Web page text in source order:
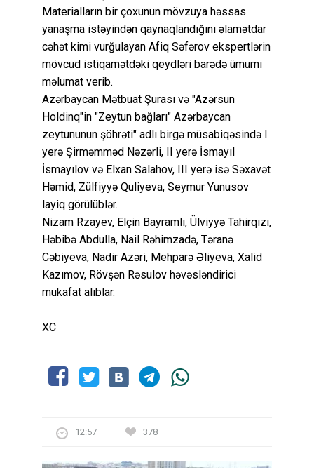
Materialların bir çoxunun mövzuya həssas
yanaşma istəyindən qaynaqlandığını əlamətdar
cəhət kimi vurğulayan Afiq Səfərov ekspertlərin
mövcud istiqamətdəki qeydləri barədə ümumi
məlumat verib.
Azərbaycan Mətbuat Şurası və "Azərsun
Holdinq"in "Zeytun bağları" Azərbaycan
zeytununun şöhrəti" adlı birgə müsabiqəsində I
yerə Şirməmməd Nəzərli, II yerə İsmayıl
İsmayılov və Elxan Salahov, III yerə isə Səxavət
Həmid, Zülfiyyə Quliyeva, Seymur Yunusov
layiq görülüblər.
Nizam Rzayev, Elçin Bayramlı, Ülviyyə Tahirqızı,
Həbibə Abdulla, Nail Rəhimzadə, Təranə
Cəbiyeva, Nadir Azəri, Mehparə Əliyeva, Xalid
Kazımov, Rövşən Rəsulov həvəsləndirici
mükafat alıblar.
XC
12:57 378